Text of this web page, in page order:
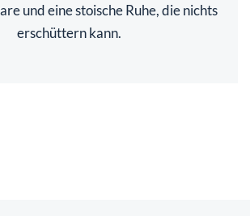
und eine stoische Ruhe, die nichts
erschüttern kann.